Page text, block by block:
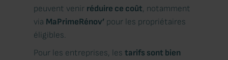
peuvent venir réduire ce coût, notamment
via MaPrimeRénov’ pour les propriétaires
éligibles.
Pour les entreprises, lestarifs sont bien